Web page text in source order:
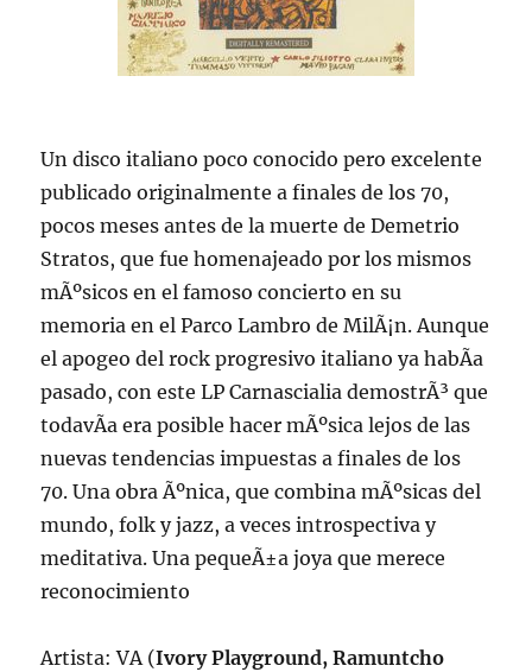
Un disco italiano poco conocido pero excelente
publicado originalmente a finales de los 70,
pocos meses antes de la muerte de Demetrio
Stratos, que fue homenajeado por los mismos
mÃºsicos en el famoso concierto en su
memoria en el Parco Lambro de MilÃ¡n. Aunque
el apogeo del rock progresivo italiano ya habÃ­a
pasado, con este LP Carnascialia demostrÃ³ que
todavÃ­a era posible hacer mÃºsica lejos de las
nuevas tendencias impuestas a finales de los
70. Una obra Ãºnica, que combina mÃºsicas del
mundo, folk y jazz, a veces introspectiva y
meditativa. Una pequeÃ±a joya que merece
reconocimiento
Artista: VA (Ivory Playground, Ramuntcho